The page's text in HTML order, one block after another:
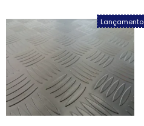
Lançamento